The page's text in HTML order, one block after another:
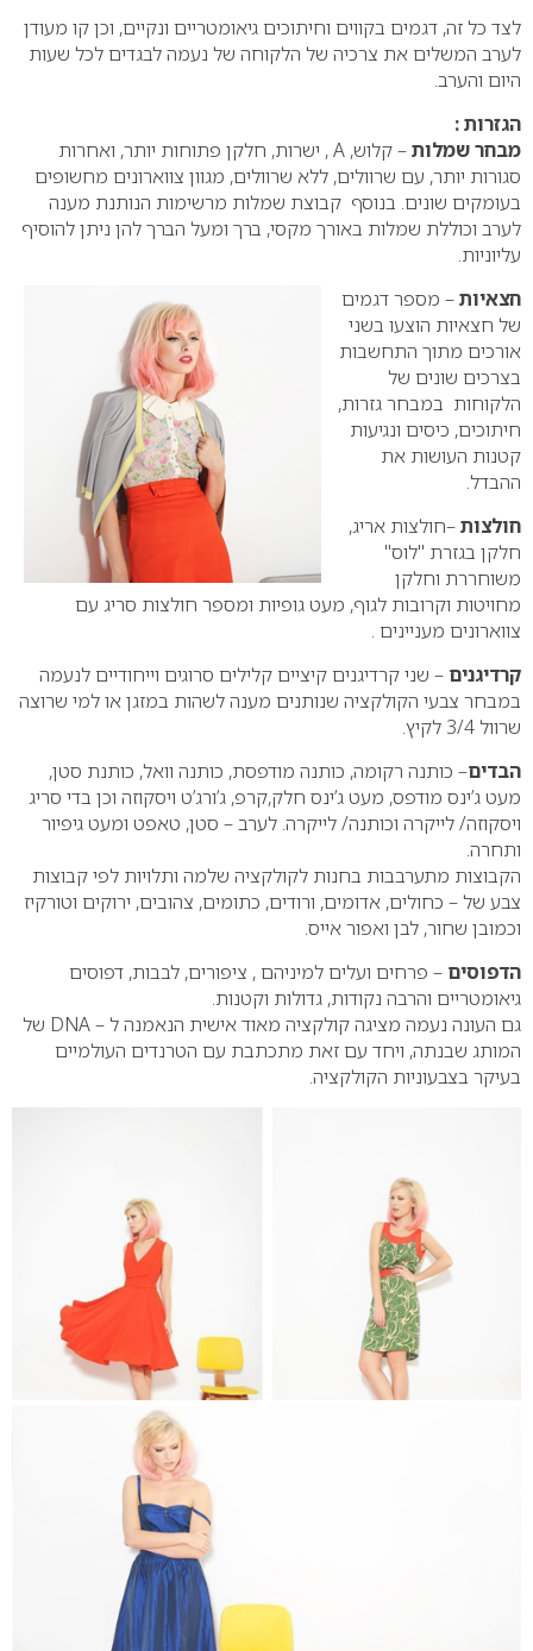
לצד כל זה, דגמים בקווים וחיתוכים גיאומטריים ונקיים, וכן קו מעודן
לערב המשלים את צרכיה של הלקוחה של נעמה לבגדים לכל שעות
היום והערב.
הגזרות :
מבחר שמלות
– קלוש, A , ישרות, חלקן פתוחות יותר, ואחרות
סגורות יותר, עם שרוולים, ללא שרוולים, מגוון צווארונים מחשופים
בעומקים שונים. בנוסף קבוצת שמלות מרשימות הנותנת מענה
לערב וכוללת שמלות באורך מקסי, ברך ומעל הברך להן ניתן להוסיף
עליוניות.
חצאיות– מספר דגמים
של חצאיות הוצעו בשני
אורכים מתוך התחשבות
בצרכים שונים של
הלקוחות במבחר גזרות,
חיתוכים, כיסים ונגיעות
קטנות העושות את
ההבדל.
חולצות–חולצות אריג,
חלקן בגזרת "לוס"
משוחררת וחלקן
מחויטות וקרובות לגוף, מעט גופיות ומספר חולצות סריג עם
צווארונים מעניינים .
קרדיגנים – שני קרדיגנים קיציים קלילים סרוגים וייחודיים לנעמה
במבחר צבעי הקולקציה שנותנים מענה לשהות במזגן או למי שרוצה
שרוול 3/4 לקיץ.
הבדים– כותנה רקומה, כותנה מודפסת, כותנה וואל, כותנת סטן,
מעט ג’ינס מודפס, מעט ג’ינס חלק,קרפ, ג’ורג’ט ויסקוזה וכן בדי סריג
ויסקוזה/ לייקרה וכותנה/ לייקרה. לערב – סטן, טאפט ומעט גיפיור
ותחרה.
הקבוצות מתערבבות בחנות לקולקציה שלמה ותלויות לפי קבוצות
צבע של – כחולים, אדומים, ורודים, כתומים, צהובים, ירוקים וטורקיז
וכמובן שחור, לבן ואפור אייס.
הדפוסים – פרחים ועלים למיניהם , ציפורים, לבבות, דפוסים
גיאומטריים והרבה נקודות, גדולות וקטנות.
גם העונה נעמה מציגה קולקציה מאוד אישית הנאמנה ל – DNA של
המותג שבנתה, ויחד עם זאת מתכתבת עם הטרנדים העולמיים
בעיקר בצבעוניות הקולקציה.